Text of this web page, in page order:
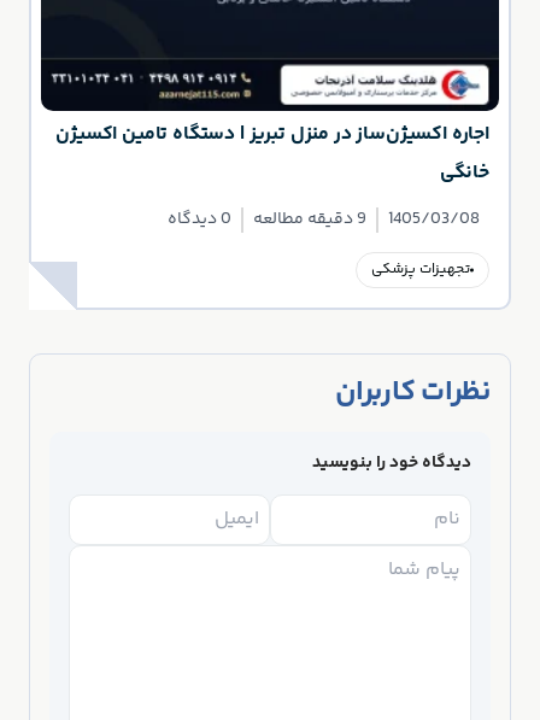
اجاره اکسیژن‌ساز در منزل تبریز | دستگاه تامین اکسیژن
خانگی
1405/03/08 9 دقیقه مطالعه 0 دیدگاه
تجهیزات پزشکی
نظرات کاربران
دیدگاه خود را بنویسید